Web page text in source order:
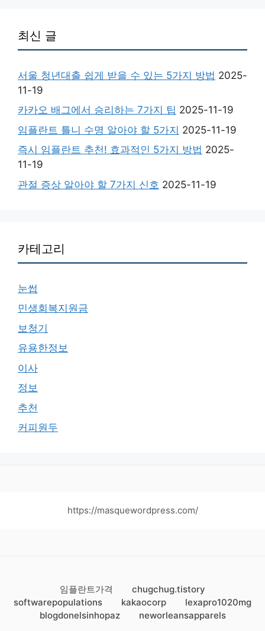
최신 글
서울 청년대출 쉽게 받을 수 있는 5가지 방법 2025-
11-19
카카오 배그에서 승리하는 7가지 팁 2025-11-19
임플란트 틀니 수명 알아야 할 5가지 2025-11-19
즉시 임플란트 추천! 효과적인 5가지 방법 2025-
11-19
관절 증상 알아야 할 7가지 신호 2025-11-19
카테고리
눈썹
민생회복지원금
보청기
유용한정보
이사
정보
추천
커피원두
https://masquewordpress.com/
임플란트가격
chugchug.tistory
softwarepopulations
kakaocorp
lexapro1020mg
blogdonelsinhopaz
neworleansapparels